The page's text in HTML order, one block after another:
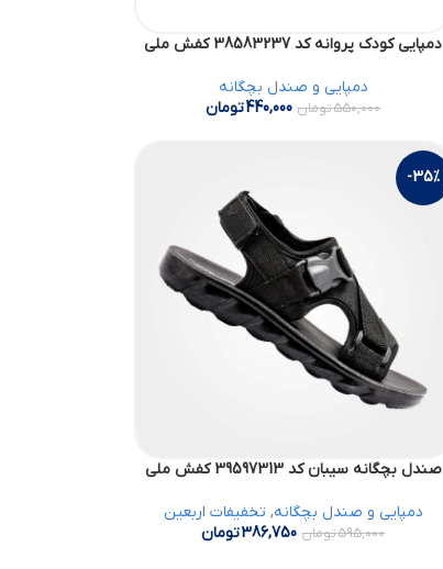
دمپایی کودک پروانه کد 38583237 کفش ملی
دمپایی و صندل بچگانه
550,000تومان 440,000تومان
-35%
صندل بچگانه سیبان کد 39597313 کفش ملی
دمپایی و صندل بچگانه, تخفیفات اربعین
595,000تومان 386,750تومان